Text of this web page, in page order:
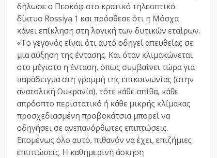
δήλωσε ο Πεσκόφ στο κρατικό τηλεοπτικό
δίκτυο Rossiya 1 και πρόσθεσε ότι η Μόσχα
κάνει επίκληση στη λογική των δυτικών εταίρων.
«Το γεγονός είναι ότι αυτό οδηγεί απευθείας σε
μια αύξηση της έντασης. Και όταν κλιμακώνεται
στο μέγιστο η ένταση, όπως συμβαίνει τώρα για
παράδειγμα στη γραμμή της επικοινωνίας (στην
ανατολική Ουκρανία), τότε κάθε σπίθα, κάθε
απρόοπτο περιστατικό ή κάθε μικρής κλίμακας
προσχεδιασμένη προβοκάτσια μπορεί να
οδηγήσει σε ανεπανόρθωτες επιπτώσεις.
Επομένως όλο αυτό, πιθανόν να έχει, επιζήμιες
επιπτώσεις. Η καθημερινή άσκηση